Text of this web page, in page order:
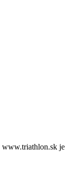
www.triathlon.sk je